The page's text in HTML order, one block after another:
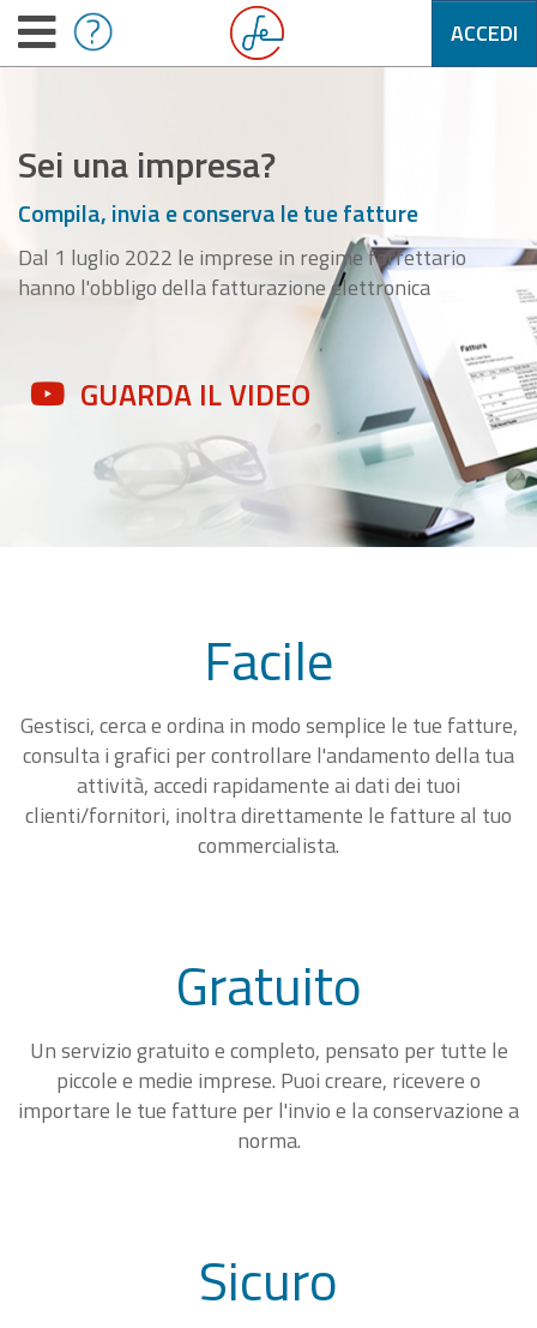
ACCEDI
Sei una impresa?
Compila, invia e conserva le tue fatture
Dal 1 luglio 2022 le imprese in regime forfettario
hanno l'obbligo della fatturazione elettronica
GUARDA IL VIDEO
Facile
Gestisci, cerca e ordina in modo semplice le tue fatture,
consulta i grafici per controllare l'andamento della tua
attività, accedi rapidamente ai dati dei tuoi
clienti/fornitori, inoltra direttamente le fatture al tuo
commercialista.
Gratuito
Un servizio gratuito e completo, pensato per tutte le
piccole e medie imprese. Puoi creare, ricevere o
importare le tue fatture per l'invio e la conservazione a
norma.
Sicuro